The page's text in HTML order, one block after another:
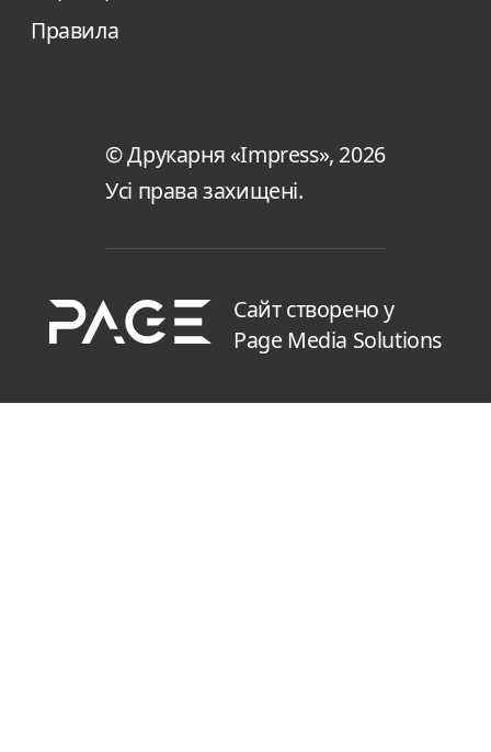
Правила
© Друкарня «Impress», 2026
Усі права захищені.
Сайт створено у
Page Media Solutions